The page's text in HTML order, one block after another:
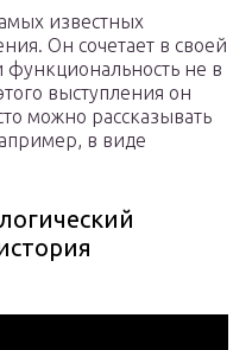
известных
Он сочетает в своей
функциональность не в
выступления он
можно рассказывать
в виде